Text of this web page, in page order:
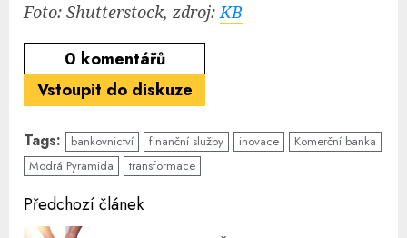
Foto: Shutterstock, zdroj:KB
0 komentářů
Vstoupit do diskuze
Tags: bankovnictví finanční služby inovace
Komerční banka
Modrá Pyramida
transformace
Continue
Předchozí článek